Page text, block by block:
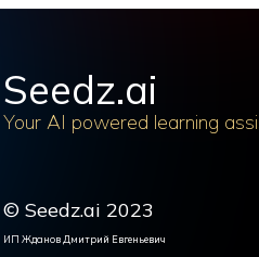
Seedz.ai
Your AI powered learning
© Seedz.ai 2023
ИП Жданов Дмитрий Евгеньевич